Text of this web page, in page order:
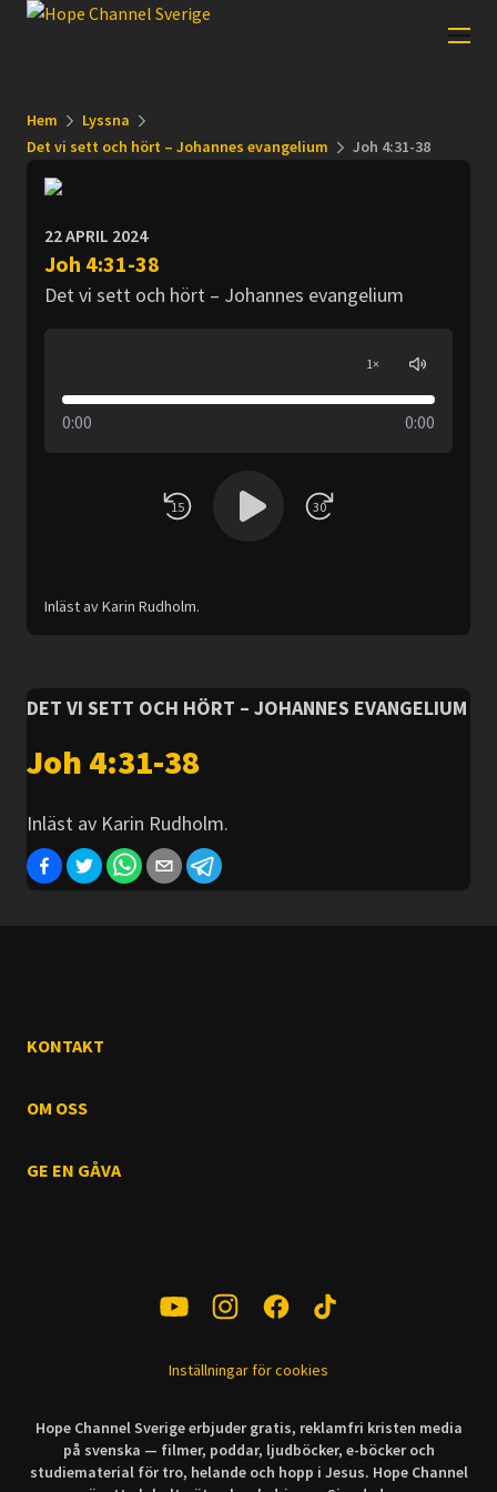
Hem
Lyssna
Det vi sett och hört – Johannes evangelium
Joh 4:31-38
22 APRIL 2024
Joh 4:31-38
Det vi sett och hört – Johannes evangelium
1×
0:00 0:00
15 30
Inläst av Karin Rudholm.
DET VI SETT OCH HÖRT – JOHANNES EVANGELIUM
Joh 4:31-38
Inläst av Karin Rudholm.
KONTAKT
OM OSS
GE EN GÅVA
Inställningar för cookies
Hope Channel Sverige erbjuder gratis, reklamfri kristen media
på svenska — filmer, poddar, ljudböcker, e-böcker och
studiematerial för tro, helande och hopp i Jesus. Hope Channel